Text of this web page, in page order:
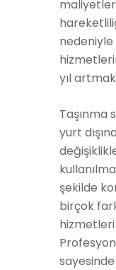
yıl
Taşınma
yurt
şekilde
birçok